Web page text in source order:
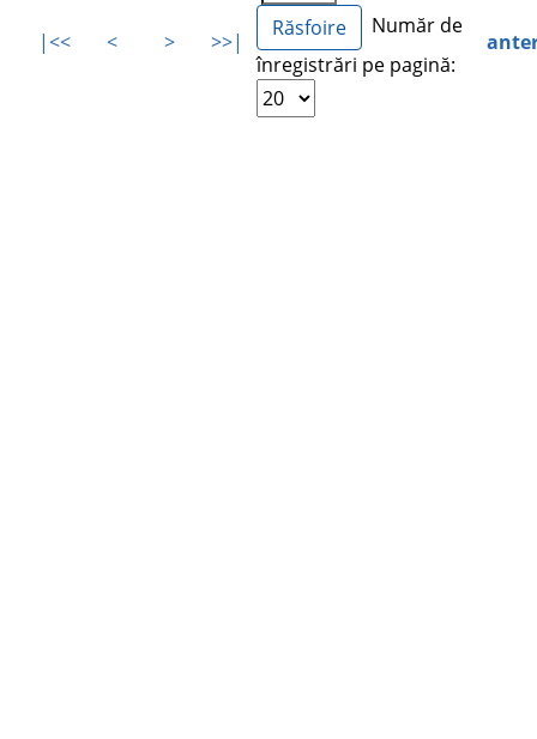
|<< < > >>|
Număr de
înregistrări pe pagină: